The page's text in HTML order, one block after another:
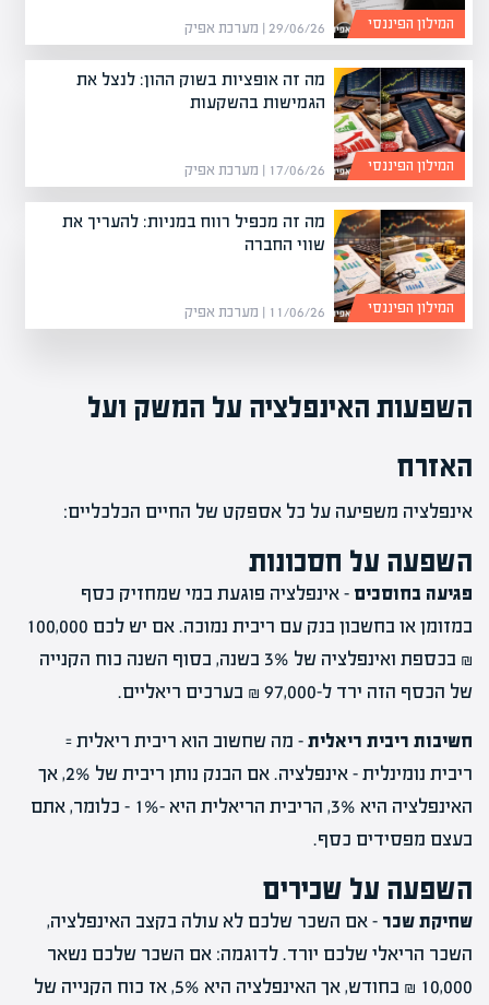
29/06/26 | מערכת אפיק המילון הפיננסי
מה זה אופציות בשוק ההון: לנצל את
הגמישות בהשקעות
17/06/26 | מערכת אפיק המילון הפיננסי
מה זה מכפיל רווח במניות: להעריך את
שווי החברה
11/06/26 | מערכת אפיק המילון הפיננסי
השפעות האינפלציה על המשק ועל
האזרח
אינפלציה משפיעה על כל אספקט של החיים הכלכליים:
השפעה על חסכונות
פגיעה בחוסכים – אינפלציה פוגעת במי שמחזיק כסף
במזומן או בחשבון בנק עם ריבית נמוכה. אם יש לכם 100,000
₪ בכספת ואינפלציה של 3% בשנה, בסוף השנה כוח הקנייה
של הכסף הזה ירד ל-97,000 ₪ בערכים ריאליים.
חשיבות ריבית ריאלית– מה שחשוב הוא ריבית ריאלית =
ריבית נומינלית – אינפלציה. אם הבנק נותן ריבית של 2%, אך
האינפלציה היא 3%, הריבית הריאלית היא -1% – כלומר, אתם
בעצם מפסידים כסף.
השפעה על שכירים
שחיקת שכר – אם השכר שלכם לא עולה בקצב האינפלציה,
השכר הריאלי שלכם יורד. לדוגמה: אם השכר שלכם נשאר
10,000 ₪ בחודש, אך האינפלציה היא 5%, אז כוח הקנייה של